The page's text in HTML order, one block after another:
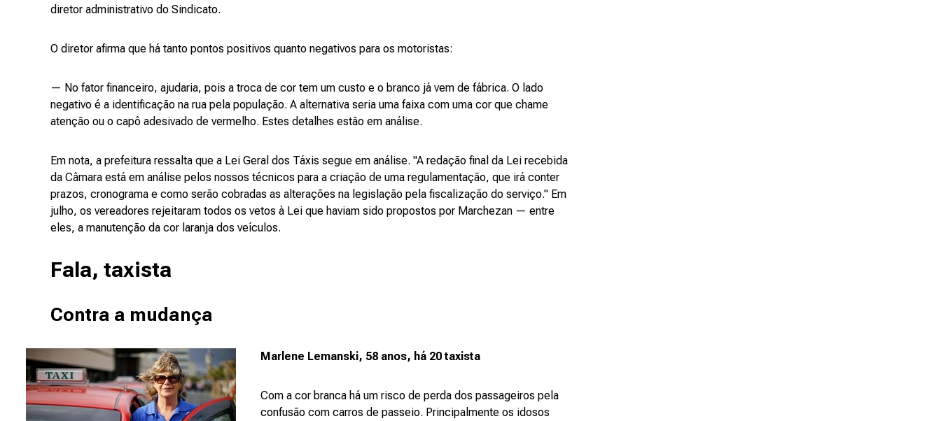
diretor administrativo do Sindicato.
O diretor afirma que há tanto pontos positivos quanto negativos para os motoristas:
— No fator financeiro, ajudaria, pois a troca de cor tem um custo e o branco já vem de fábrica. O lado
negativo é a identificação na rua pela população. A alternativa seria uma faixa com uma cor que chame
atenção ou o capô adesivado de vermelho. Estes detalhes estão em análise.
Em nota, a prefeitura ressalta que a Lei Geral dos Táxis segue em análise. "A redação final da Lei recebida
da Câmara está em análise pelos nossos técnicos para a criação de uma regulamentação, que irá conter
prazos, cronograma e como serão cobradas as alterações na legislação pela fiscalização do serviço." Em
julho, os vereadores rejeitaram todos os vetos à Lei que haviam sido propostos por Marchezan — entre
eles, a manutenção da cor laranja dos veículos.
Fala, taxista
Contra a mudança
Marlene Lemanski, 58 anos, há 20 taxista
Com a cor branca há um risco de perda dos passageiros pela
confusão com carros de passeio. Principalmente os idosos